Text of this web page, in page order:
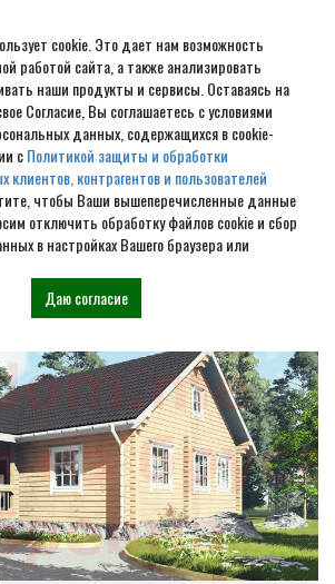
cookie. Это дает нам возможность
работой сайта, а также анализировать
наши продукты и сервисы. Оставаясь на
Согласие, Вы соглашаетесь с условиями
данных, содержащихся в cookie-
сПолитикой защиты и обработки
клиентов, контрагентов и пользователей
чтобы Ваши вышеперечисленные данные
отключить обработку файлов cookie и сбор
в настройках Вашего браузера или
Даю согласие
на винтовых